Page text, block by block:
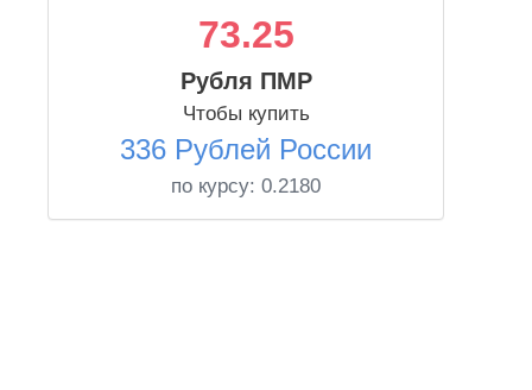
73.25
Рубля ПМР
Чтобы купить
336 Рублей России
по курсу: 0.2180